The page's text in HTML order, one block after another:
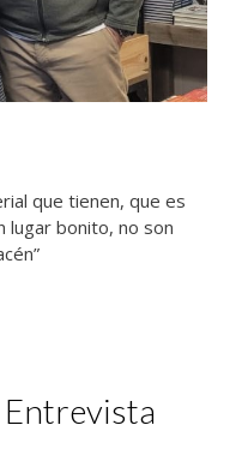
que tienen, que es
lugar bonito, no son
Entrevista